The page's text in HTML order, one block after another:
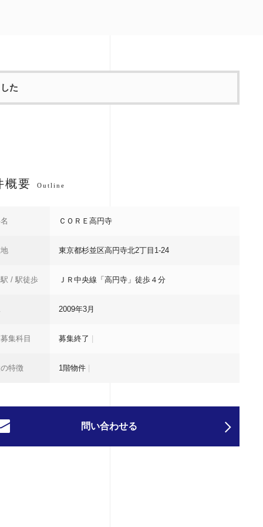
た
概要 Outline
ＣＯＲＥ高円寺
東京都杉並区高円寺北2丁目1-24
/ 駅徒歩 ＪＲ中央線「高円寺」徒歩４分
2009年3月
集科目 募集終了
特徴 1階物件
問い合わせる